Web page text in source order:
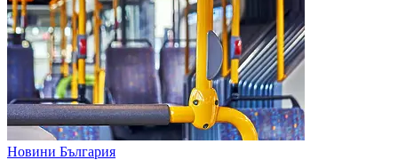
Новини България